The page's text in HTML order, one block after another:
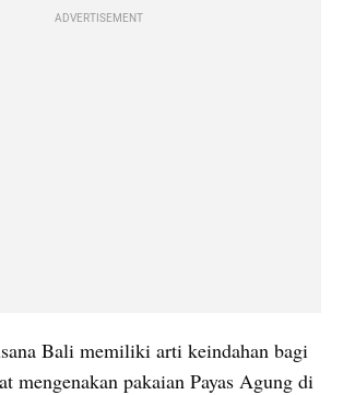
ADVERTISEMENT
Bali memiliki arti keindahan bagi
mengenakan pakaian Payas Agung di